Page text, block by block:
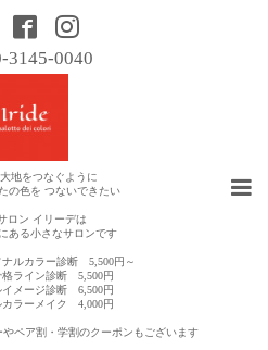
3145-0040
地をつなぐように
の色を つないできたい
ロン イリーデは
ある小さなサロンです
ルカラー診断 5,500円～
ライン診断 5,500円
メージ診断 6,500円
ラーメイク 4,000円
ペア割・学割のクーポンもございます